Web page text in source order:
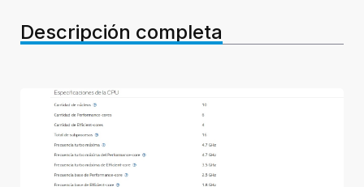
Descripción completa